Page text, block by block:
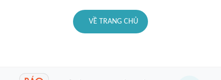
VỀ TRANG CHỦ